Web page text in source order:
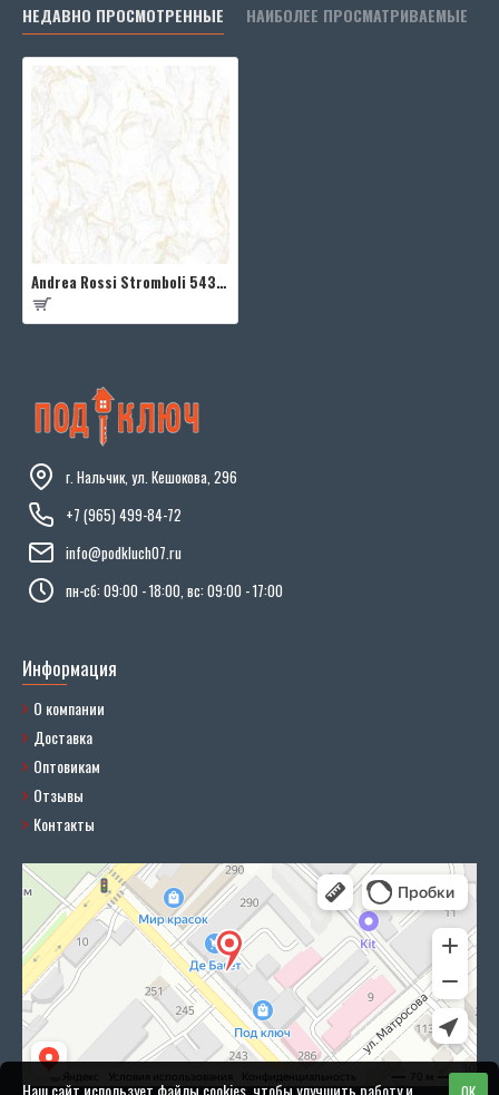
НЕДАВНО ПРОСМОТРЕННЫЕ НАИБОЛЕЕ ПРОСМАТРИВАЕМЫЕ
Andrea Rossi Stromboli 54350-1
г. Нальчик, ул. Кешокова, 296
+7 (965) 499-84-72
info@podkluch07.ru
пн-сб: 09:00 - 18:00, вс: 09:00 - 17:00
Информация
О компании
Доставка
Оптовикам
Отзывы
Контакты
Наш сайт использует файлы cookies, чтобы улучшить работу и